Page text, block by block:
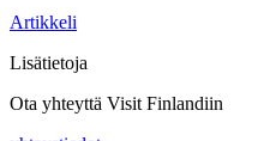
Artikkeli
Lisätietoja
Ota yhteyttä Visit Finlandiin